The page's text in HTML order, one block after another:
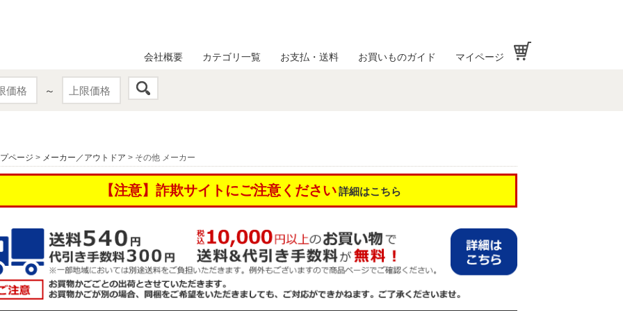
～
会社概要 カテゴリ一覧 お支払・送料 お買いものガイド マイページ
ページ > メーカー／アウトドア > その他 メーカー
【注意】詐欺サイトにご注意ください 詳細はこちら